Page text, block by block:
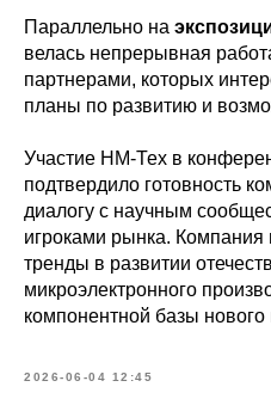
Параллельно на
велась непрерывная
партнерами, которых
планы по развитию и
Участие НМ-Тех в
подтвердило готовность
диалогу с научным
игроками рынка. Компания
тренды в развитии
микроэлектронного
компонентной базы нового
2026-06-04 12:45